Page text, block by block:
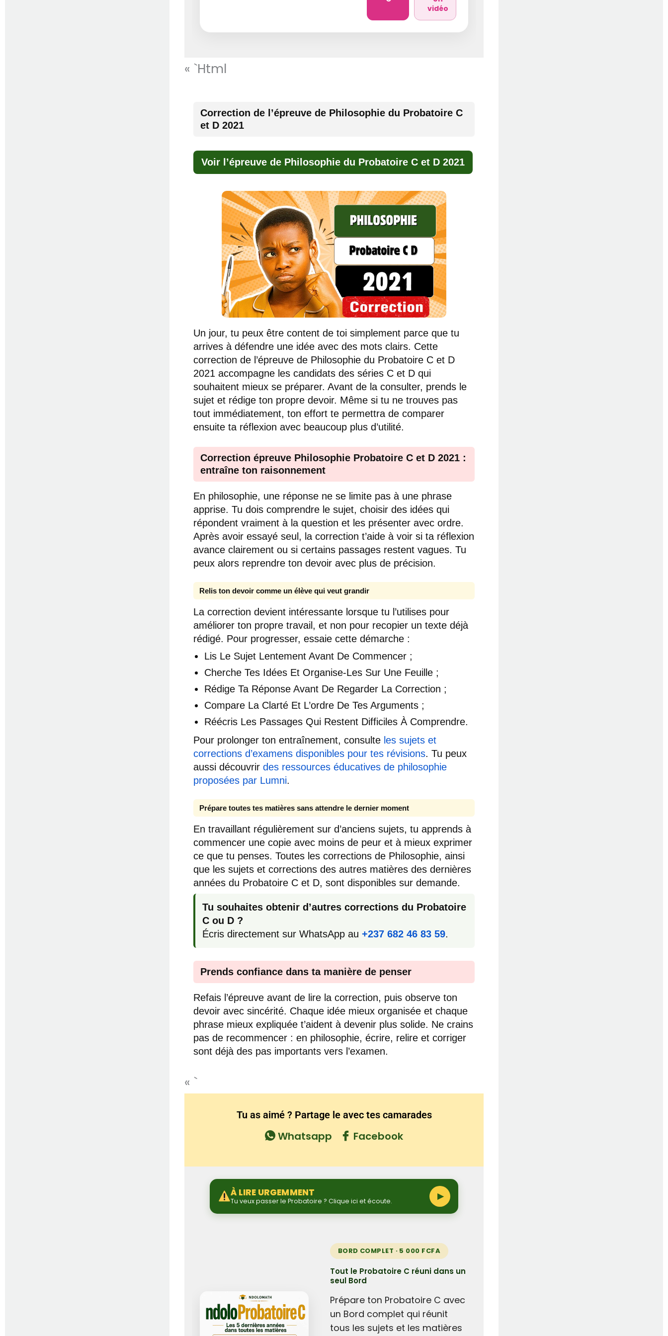
vidéo
« `html
Correction de l’épreuve de Philosophie du Probatoire C
et D 2021
Voir l’épreuve de Philosophie du Probatoire C et D 2021
Un jour, tu peux être content de toi simplement parce que tu
arrives à défendre une idée avec des mots clairs. Cette
correction de l’épreuve de Philosophie du Probatoire C et D
2021 accompagne les candidats des séries C et D qui
souhaitent mieux se préparer. Avant de la consulter, prends le
sujet et rédige ton propre devoir. Même si tu ne trouves pas
tout immédiatement, ton effort te permettra de comparer
ensuite ta réflexion avec beaucoup plus d’utilité.
Correction épreuve Philosophie Probatoire C et D 2021 :
entraîne ton raisonnement
En philosophie, une réponse ne se limite pas à une phrase
apprise. Tu dois comprendre le sujet, choisir des idées qui
répondent vraiment à la question et les présenter avec ordre.
Après avoir essayé seul, la correction t’aide à voir si ta réflexion
avance clairement ou si certains passages restent vagues. Tu
peux alors reprendre ton devoir avec plus de précision.
Relis ton devoir comme un élève qui veut grandir
La correction devient intéressante lorsque tu l’utilises pour
améliorer ton propre travail, et non pour recopier un texte déjà
rédigé. Pour progresser, essaie cette démarche :
Lis Le Sujet Lentement Avant De Commencer ;
Cherche Tes Idées Et Organise-Les Sur Une Feuille ;
Rédige Ta Réponse Avant De Regarder La Correction ;
Compare La Clarté Et L’ordre De Tes Arguments ;
Réécris Les Passages Qui Restent Difficiles À Comprendre.
Pour prolonger ton entraînement, consulte les sujets et
corrections d’examens disponibles pour tes révisions. Tu peux
aussi découvrir des ressources éducatives de philosophie
proposées par Lumni.
Prépare toutes tes matières sans attendre le dernier moment
En travaillant régulièrement sur d’anciens sujets, tu apprends à
commencer une copie avec moins de peur et à mieux exprimer
ce que tu penses. Toutes les corrections de Philosophie, ainsi
que les sujets et corrections des autres matières des dernières
années du Probatoire C et D, sont disponibles sur demande.
Tu souhaites obtenir d’autres corrections du Probatoire
C ou D ?
Écris directement sur WhatsApp au +237 682 46 83 59.
Prends confiance dans ta manière de penser
Refais l’épreuve avant de lire la correction, puis observe ton
devoir avec sincérité. Chaque idée mieux organisée et chaque
phrase mieux expliquée t’aident à devenir plus solide. Ne crains
pas de recommencer : en philosophie, écrire, relire et corriger
sont déjà des pas importants vers l’examen.
« `
Tu as aimé ? Partage le avec tes camarades
Whatsapp Facebook
À LIRE URGEMMENT
Tu veux passer le Probatoire ? Clique ici et écoute. ▶
BORD COMPLET · 5 000 FCFA
Tout le Probatoire C réuni dans un
seul Bord
Prépare ton Probatoire C avec
un Bord complet qui réunit
tous les sujets et les matières